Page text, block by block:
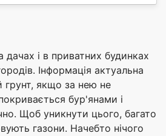
і в приватних будинках
Інформація актуальна
грунт, якщо за нею не
бур'янами і
Щоб уникнути цього, багато
газони. Начебто нічого